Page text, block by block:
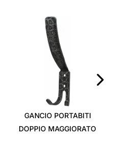
GANCIO PORTABITI
DOPPIO MAGGIORATO